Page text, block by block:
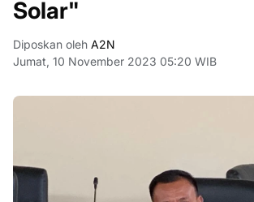
Solar"
Diposkan oleh A2N
Jumat, 10 November 2023 05:20 WIB